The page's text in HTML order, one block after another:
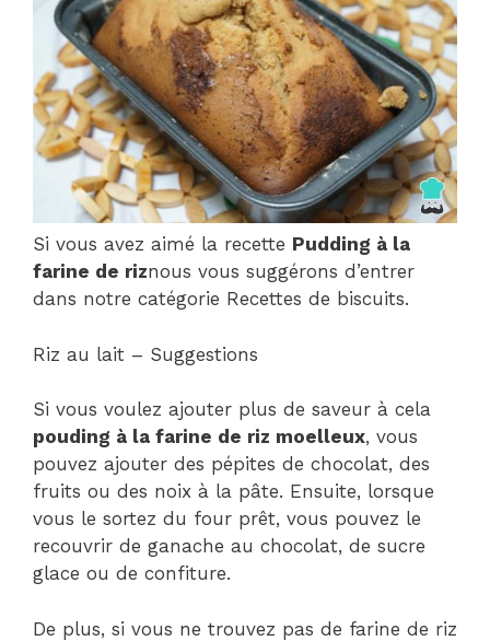
Si vous avez aimé la recette Pudding à la
farine de riznous vous suggérons d’entrer
dans notre catégorie Recettes de biscuits.
Riz au lait – Suggestions
Si vous voulez ajouter plus de saveur à cela
pouding à la farine de riz moelleux, vous
pouvez ajouter des pépites de chocolat, des
fruits ou des noix à la pâte. Ensuite, lorsque
vous le sortez du four prêt, vous pouvez le
recouvrir de ganache au chocolat, de sucre
glace ou de confiture.
De plus, si vous ne trouvez pas de farine de riz